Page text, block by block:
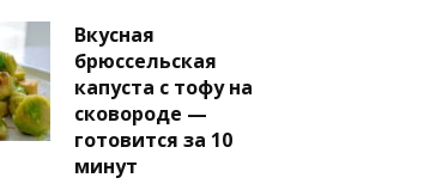
Вкусная
брюссельская
капуста с тофу на
сковороде —
готовится за 10
минут